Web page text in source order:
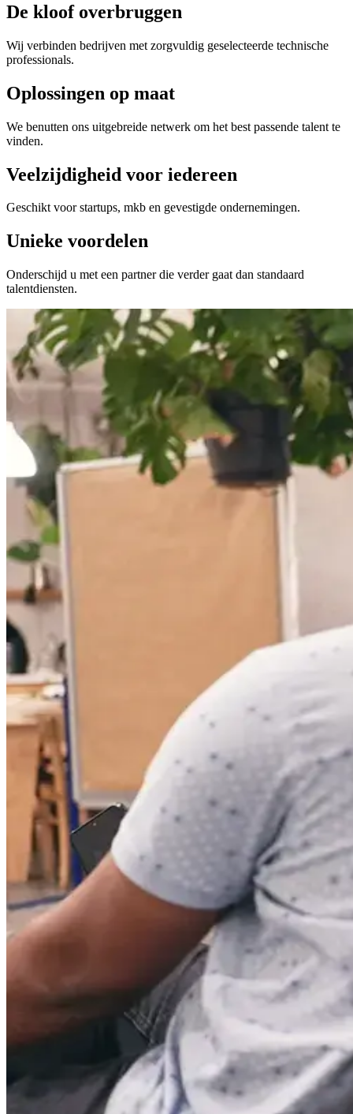
De kloof overbruggen
Wij verbinden bedrijven met zorgvuldig geselecteerde technische
professionals.
Oplossingen op maat
We benutten ons uitgebreide netwerk om het best passende talent te
vinden.
Veelzijdigheid voor iedereen
Geschikt voor startups, mkb en gevestigde ondernemingen.
Unieke voordelen
Onderschijd u met een partner die verder gaat dan standaard
talentdiensten.